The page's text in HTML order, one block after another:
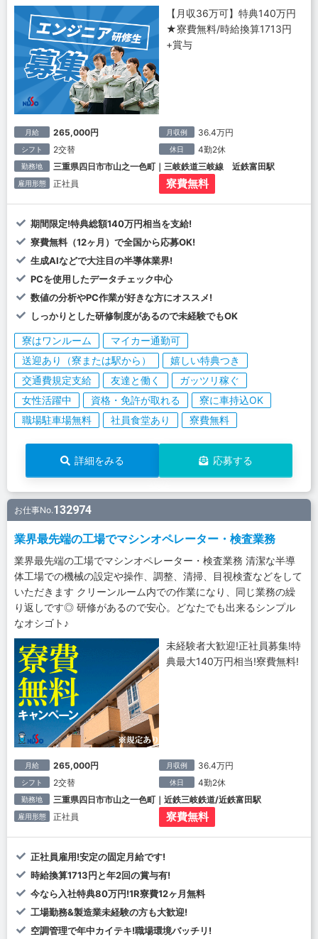
【月収36万可】特典140万円
★寮費無料/時給換算1713円
+賞与
月給 265,000円 月収例 36.4万円
シフト 2交替 休日 4勤2休
勤務地 三重県四日市市山之一色町｜三岐鉄道三岐線 近鉄富田駅
雇用形態 正社員 寮費無料
期間限定!特典総額140万円相当を支給!
寮費無料（12ヶ月）で全国から応募OK!
生成AIなどで大注目の半導体業界!
PCを使用したデータチェック中心
数値の分析やPC作業が好きな方にオススメ!
しっかりとした研修制度があるので未経験でもOK
寮はワンルーム
マイカー通勤可
送迎あり（寮または駅から）
嬉しい特典つき
交通費規定支給
友達と働く
ガッツリ稼ぐ
女性活躍中
資格・免許が取れる
寮に車持込OK
職場駐車場無料
社員食堂あり 寮費無料
詳細をみる 応募する
お仕事No.132974
業界最先端の工場でマシンオペレーター・検査業務
業界最先端の工場でマシンオペレーター・検査業務 清潔な半導
体工場での機械の設定や操作、調整、清掃、目視検査などをして
いただきます クリーンルーム内での作業になり、同じ業務の繰
り返しです◎ 研修があるので安心。どなたでも出来るシンプル
なオシゴト♪
未経験者大歓迎!正社員募集!特
典最大140万円相当!寮費無料!
月給 265,000円 月収例 36.4万円
シフト 2交替 休日 4勤2休
勤務地 三重県四日市市山之一色町｜近鉄三岐鉄道/近鉄富田駅
雇用形態 正社員 寮費無料
正社員雇用!安定の固定月給です!
時給換算1713円と年2回の賞与有!
今なら入社特典80万円!1R寮費12ヶ月無料
工場勤務&製造業未経験の方も大歓迎!
空調管理で年中カイテキ!職場環境バッチリ!